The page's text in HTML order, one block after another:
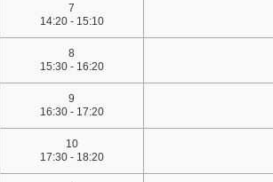
7
14:20 - 15:10
8
15:30 - 16:20
9
16:30 - 17:20
10
17:30 - 18:20